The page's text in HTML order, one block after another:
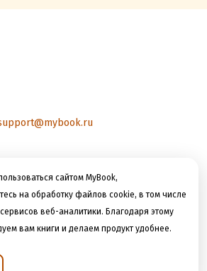
сайтом MyBook,
на обработку файлов cookie, в том числе
веб-аналитики. Благодаря этому
вам книги и делаем продукт удобнее.